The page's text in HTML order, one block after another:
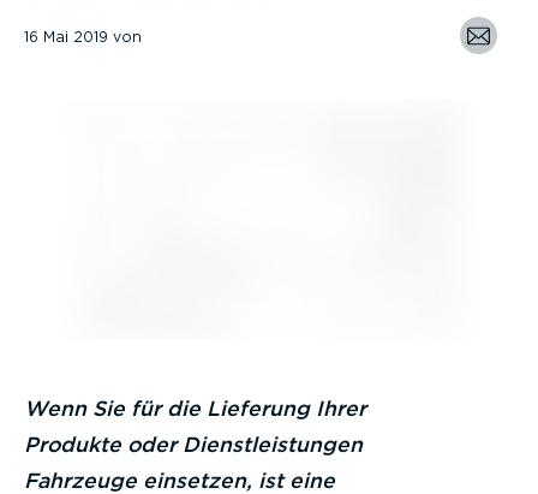
16 Mai 2019 von
Wenn Sie für die Lieferung Ihrer
Produkte oder Dienstleistungen
Fahrzeuge einsetzen, ist eine